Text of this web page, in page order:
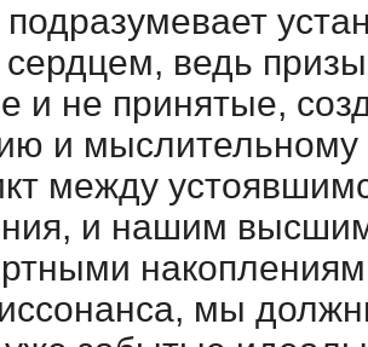
подразумевает
ведь
и не принятые,
и
между
и нашим высшим
мы